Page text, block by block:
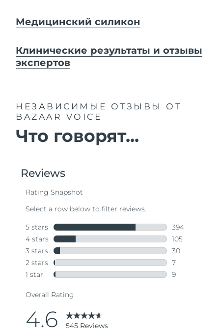
Медицинский силикон
Клинические результаты и отзывы
экспертов
НЕЗАВИСИМЫЕ ОТЗЫВЫ
ОТ
BAZAAR VOICE
Что говорят...